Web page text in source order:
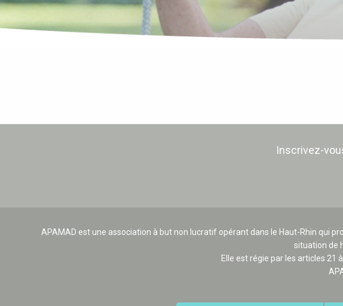
Inscrivez-
APAMAD est une association à but non lucratif opérant dans le Haut-Rhin qui
situation de
Elle est régie par les articles 21